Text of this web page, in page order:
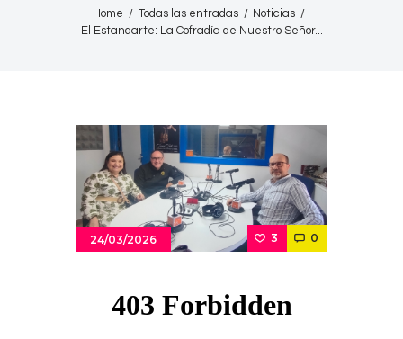
Home Todas las entradas
Noticias
El Estandarte: La Cofradía de Nuestro Señor...
24/03/2026 3 0